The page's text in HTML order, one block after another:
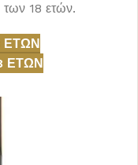
των 18 ετών.
ΕΤΏΝ
ΕΤΏΝ